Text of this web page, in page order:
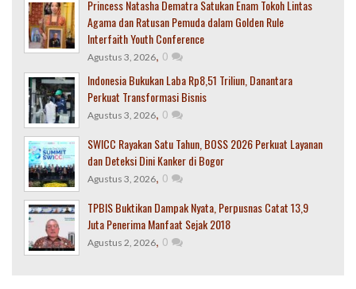
Princess Natasha Dematra Satukan Enam Tokoh Lintas
Agama dan Ratusan Pemuda dalam Golden Rule
Interfaith Youth Conference
Agustus 3, 2026, 0
Indonesia Bukukan Laba Rp8,51 Triliun, Danantara
Perkuat Transformasi Bisnis
Agustus 3, 2026, 0
SWICC Rayakan Satu Tahun, BOSS 2026 Perkuat Layanan
dan Deteksi Dini Kanker di Bogor
Agustus 3, 2026, 0
TPBIS Buktikan Dampak Nyata, Perpusnas Catat 13,9
Juta Penerima Manfaat Sejak 2018
Agustus 2, 2026, 0